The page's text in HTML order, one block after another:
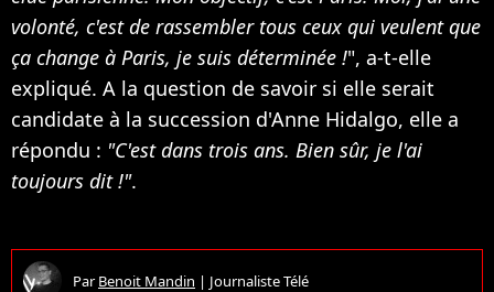
volonté, c'est de rassembler tous ceux qui veulent que
ça change à Paris, je suis déterminée !", a-t-elle
expliqué. A la question de savoir si elle serait
candidate à la succession d'Anne Hidalgo, elle a
répondu : "C'est dans trois ans. Bien sûr, je l'ai
toujours dit !".
ParBenoit Mandin | Journaliste Télé